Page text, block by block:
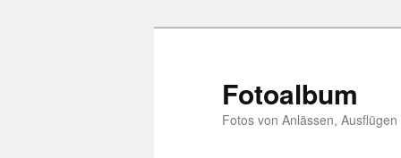
Fotoalbum
Fotos von Anlässen,